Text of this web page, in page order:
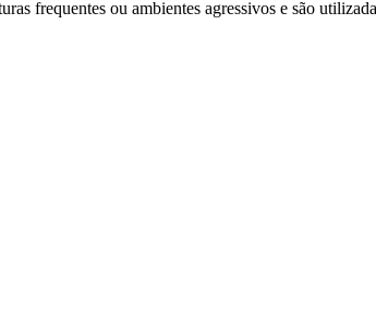
frequentes ou ambientes agressivos e são